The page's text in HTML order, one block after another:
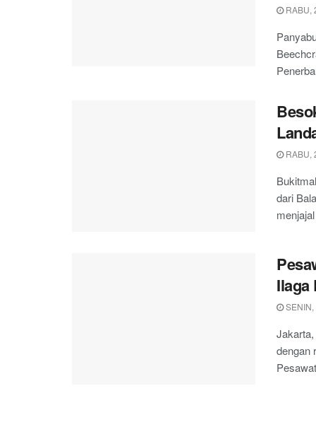
RABU,
RABU,
dari
Ilaga
SENIN,
dengan